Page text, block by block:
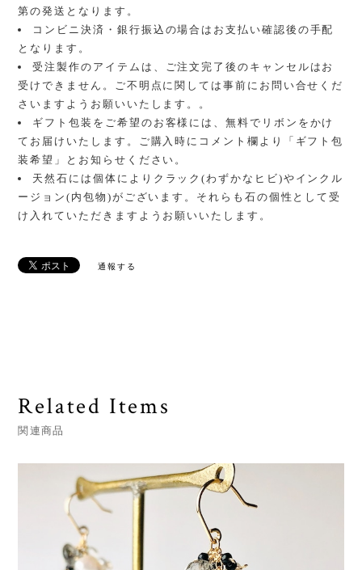
第の発送となります。
コンビニ決済・銀行振込の場合はお支払い確認後の手配
となります。
受注製作のアイテムは、ご注文完了後のキャンセルはお
受けできません。ご不明点に関しては事前にお問い合せくだ
さいますようお願いいたします。。
ギフト包装をご希望のお客様には、無料でリボンをかけ
てお届けいたします。ご購入時にコメント欄より「ギフト包
装希望」とお知らせください。
天然石には個体によりクラック(わずかなヒビ)やインクル
ージョン(内包物)がございます。それらも石の個性として受
け入れていただきますようお願いいたします。
通報する
Related Items
関連商品